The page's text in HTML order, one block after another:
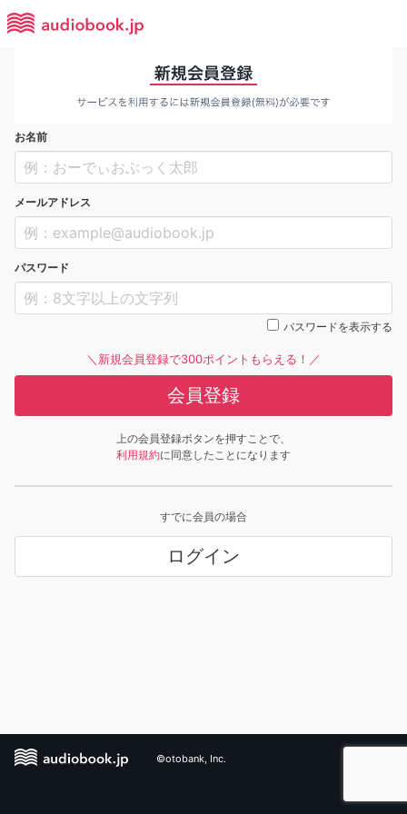
お名前
メールアドレス
パスワード
パスワードを表示する
＼新規会員登録で300ポイントもらえる！／
会員登録
上の会員登録ボタンを押すことで、
利用規約に同意したことになります
すでに会員の場合
ログイン
©otobank, Inc.